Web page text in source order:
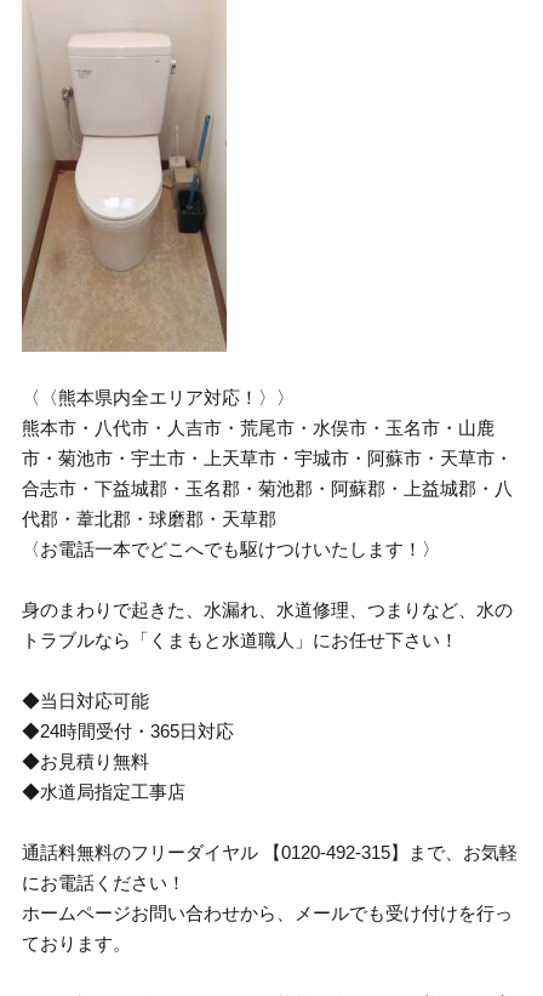
〈〈熊本県内全エリア対応！〉〉
熊本市・八代市・人吉市・荒尾市・水俣市・玉名市・山鹿
市・菊池市・宇土市・上天草市・宇城市・阿蘇市・天草市・
合志市・下益城郡・玉名郡・菊池郡・阿蘇郡・上益城郡・八
代郡・葦北郡・球磨郡・天草郡
〈お電話一本でどこへでも駆けつけいたします！〉
身のまわりで起きた、水漏れ、水道修理、つまりなど、水の
トラブルなら「くまもと水道職人」にお任せ下さい！
◆当日対応可能
◆24時間受付・365日対応
◆お見積り無料
◆水道局指定工事店
通話料無料のフリーダイヤル 【0120-492-315】まで、お気軽
にお電話ください！
ホームページお問い合わせから、メールでも受け付けを行っ
ております。